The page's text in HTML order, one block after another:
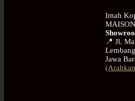
Imah
📍 Jl.
Jawa